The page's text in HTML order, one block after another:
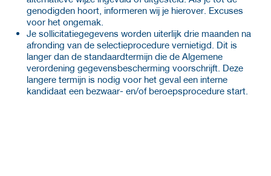
genodigden hoort, informeren wij je hierover. Excuses
voor het ongemak.
Je sollicitatiegegevens worden uiterlijk drie maanden na
afronding van de selectieprocedure vernietigd. Dit is
langer dan de standaardtermijn die de Algemene
verordening gegevensbescherming voorschrijft. Deze
langere termijn is nodig voor het geval een interne
kandidaat een bezwaar- en/of beroepsprocedure start.